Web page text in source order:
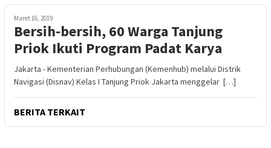
Maret 16, 2019
Bersih-bersih, 60 Warga Tanjung
Priok Ikuti Program Padat Karya
Jakarta - Kementerian Perhubungan (Kemenhub) melalui Distrik
Navigasi (Disnav) Kelas I Tanjung Priok Jakarta menggelar […]
BERITA TERKAIT